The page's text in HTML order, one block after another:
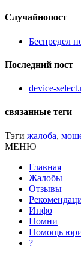
Случайнопост
Беспредел
Последний пост
device-
связанные теги
Тэги жалоба,
МЕНЮ
Главная
Жалобы
Отзывы
Инфо
Помни
Помощь
?